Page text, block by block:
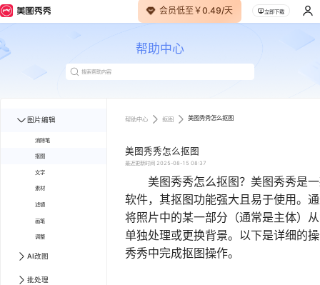
会员低至￥0.49/天 立即下载
帮助中心
图片编辑
消除笔
抠图
文字
素材
滤镜
画笔
调整
AI改图
批处理
帮助中心 抠图 美图秀秀怎么抠图
美图秀秀怎么抠图
最近更新时间 2025-08-15 08:37
美图秀秀怎么抠图？美图秀秀是一
软件，其抠图功能强大且易于使用。
将照片中的某一部分（通常是主体）
单独处理或更换背景。以下是详细的
秀秀中完成抠图操作。